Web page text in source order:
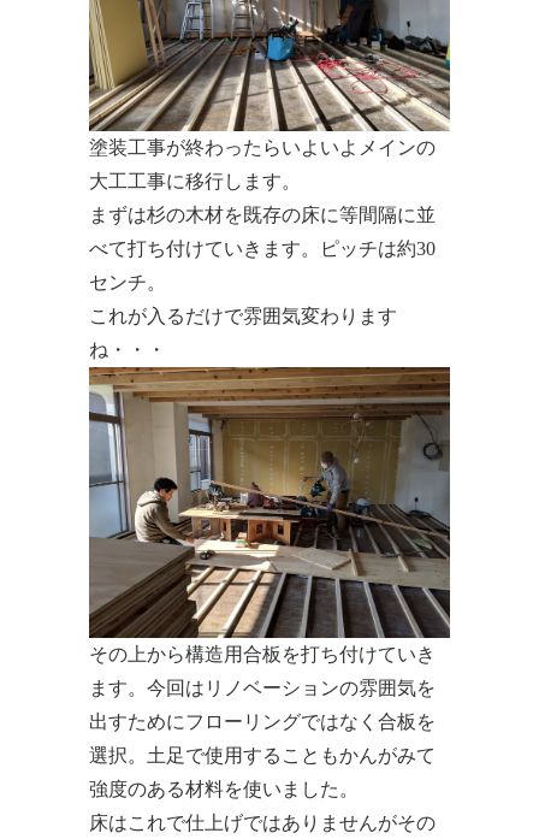
塗装工事が終わったらいよいよメインの
大工工事に移行します。
まずは杉の木材を既存の床に等間隔に並
べて打ち付けていきます。ピッチは約30
センチ。
これが入るだけで雰囲気変わります
ね・・・
その上から構造用合板を打ち付けていき
ます。今回はリノベーションの雰囲気を
出すためにフローリングではなく合板を
選択。土足で使用することもかんがみて
強度のある材料を使いました。
床はこれで仕上げではありませんがその